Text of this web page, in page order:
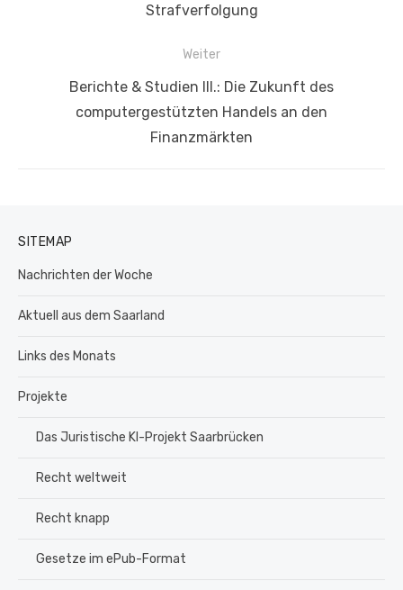
Strafverfolgung
Weiter
Nächster
Beitrag:
Berichte & Studien III.: Die Zukunft des
computergestützten Handels an den
Finanzmärkten
SITEMAP
Nachrichten der Woche
Aktuell aus dem Saarland
Links des Monats
Projekte
Das Juristische KI-Projekt Saarbrücken
Recht weltweit
Recht knapp
Gesetze im ePub-Format